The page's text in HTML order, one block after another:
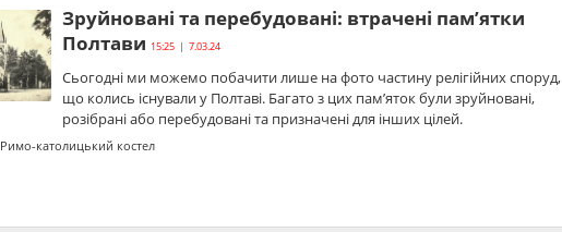
Зруйновані та перебудовані: втрачені пам’ятки
Полтави 15:25 | 7.03.24
Сьогодні ми можемо побачити лише на фото частину релігійних споруд,
що колись існували у Полтаві. Багато з цих пам’яток були зруйновані,
розібрані або перебудовані та призначені для інших цілей.
Римо-католицький костел